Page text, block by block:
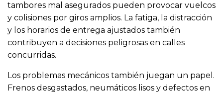
tambores mal asegurados pueden provocar vuelcos
y colisiones por giros amplios. La fatiga, la distracción
y los horarios de entrega ajustados también
contribuyen a decisiones peligrosas en calles
concurridas.
Los problemas mecánicos también juegan un papel.
Frenos desgastados, neumáticos lisos y defectos en